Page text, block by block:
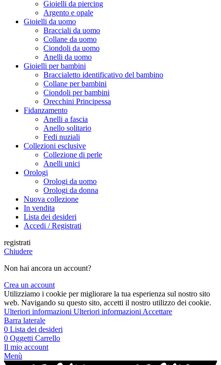
Gioielli da piercing
Argento e opale
Gioielli da uomo
Bracciali da uomo
Collane da uomo
Ciondoli da uomo
Anelli da uomo
Gioielli per bambini
Braccialetto identificativo del bambino
Collane per bambini
Ciondoli per bambini
Orecchini Principessa
Fidanzamento
Anelli a fascia
Anello solitario
Fedi nuziali
Collezioni esclusive
Collezione di perle
Anelli unici
Orologi
Orologi da uomo
Orologi da donna
Nuova collezione
In vendita
Lista dei desideri
Accedi / Registrati
registrati
Chiudere
Non hai ancora un account?
Crea un account
Utilizziamo i cookie per migliorare la tua esperienza sul nostro sito
web. Navigando su questo sito, accetti il ​​nostro utilizzo dei cookie.
Ulteriori informazioni Ulteriori informazioni Accettare
Barra laterale
0 Lista dei desideri
0 Oggetti Carrello
Il mio account
Menù